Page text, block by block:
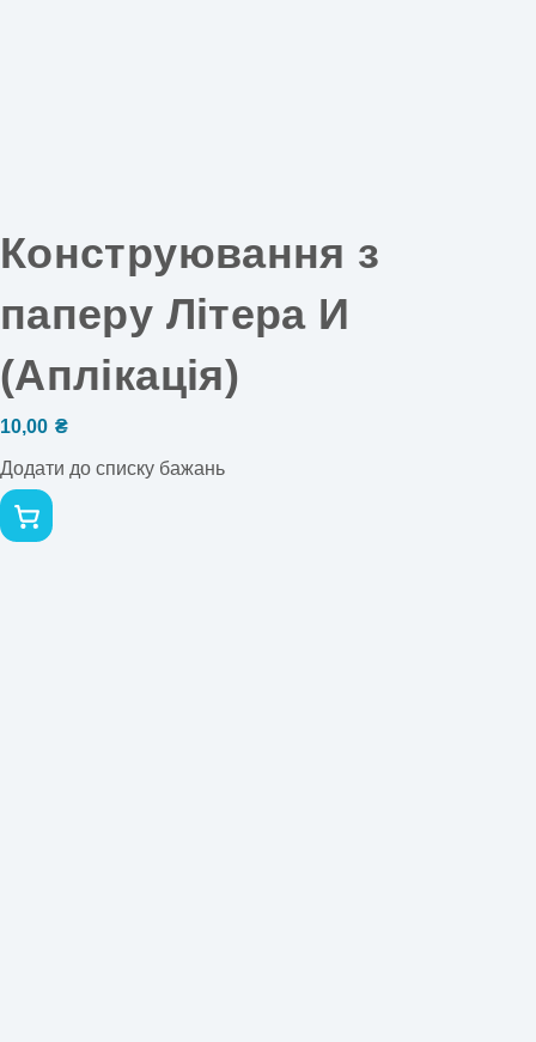
Конструювання з
паперу Літера И
(Аплікація)
10,00 ₴
Додати до списку бажань